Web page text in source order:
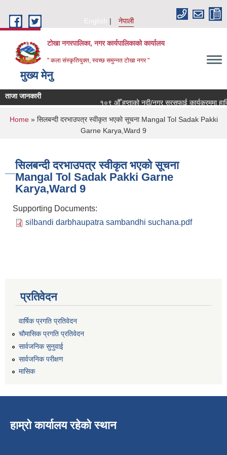
English
नेपाली
टोखा नगरपालिका, नगर कार्यपालिकाको कार्यालय
" कला संस्कृतियुक्त, स्वच्छ समुन्‍नत टोखा नगर "
मुख्य मेनु
ताजा जानकारी
१०९ औँ हप्ताको नदी/नगर सरसफाई कार्यक्रममा
You are here
Home» सिलबन्दी दरभाउपत्र स्वीकृत भएको सूचना Mangal Tol Sadak Pakki
Garne Karya,Ward 9
सिलबन्दी दरभाउपत्र स्वीकृत भएको सूचना
Mangal Tol Sadak Pakki Garne
Karya,Ward 9
Supporting Documents:
silbandi darbhaupatra sambandhi suchana.pdf
प्रतिवेदन
वार्षिक प्रगति प्रतिवेदन
चौमासिक प्रगति प्रतिवेदन
सार्वजनिक सुनुवाई
सार्वजनिक परीक्षण
मासिक
हाम्रो कार्यालय रहेको स्थान